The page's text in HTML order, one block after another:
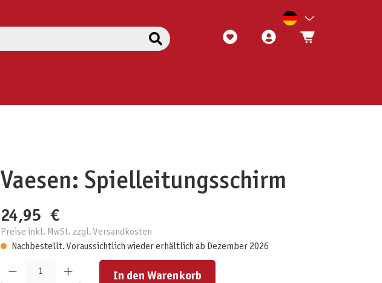
Vaesen: Spielleitungsschirm
24,95 €
Preise inkl. MwSt. zzgl. Versandkosten
Nachbestellt. Voraussichtlich wieder erhältlich ab Dezember 2026
In den Warenkorb